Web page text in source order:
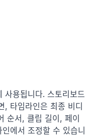
사용됩니다. 스토리보드
, 타임라인은 최종 비디
순서, 클립 길이, 페이
에서 조정할 수 있습니